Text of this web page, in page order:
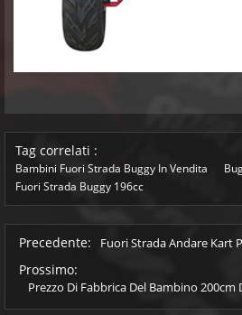
Tag correlati :
Bambini Fuori Strada Buggy In Vendita
Fuori Strada Buggy 196cc
Precedente: Fuori Strada Andare Kart
Prossimo:
Prezzo Di Fabbrica Del Bambino 200cm